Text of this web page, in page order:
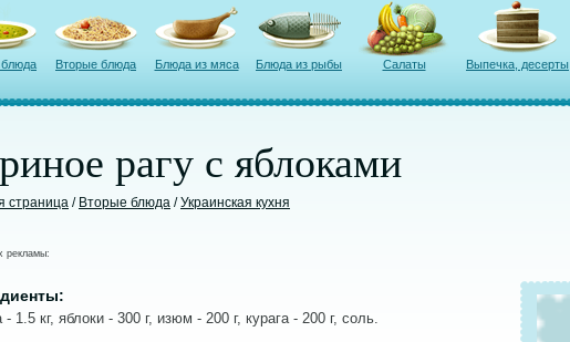
Вторые блюда Блюда из мяса Блюда из рыбы Салаты Выпечка, десерты
рагу с яблоками
страница / Вторые блюда /Украинская кухня
рекламы:
- 1.5 кг, яблоки - 300 г, изюм - 200 г, курага - 200 г, соль.